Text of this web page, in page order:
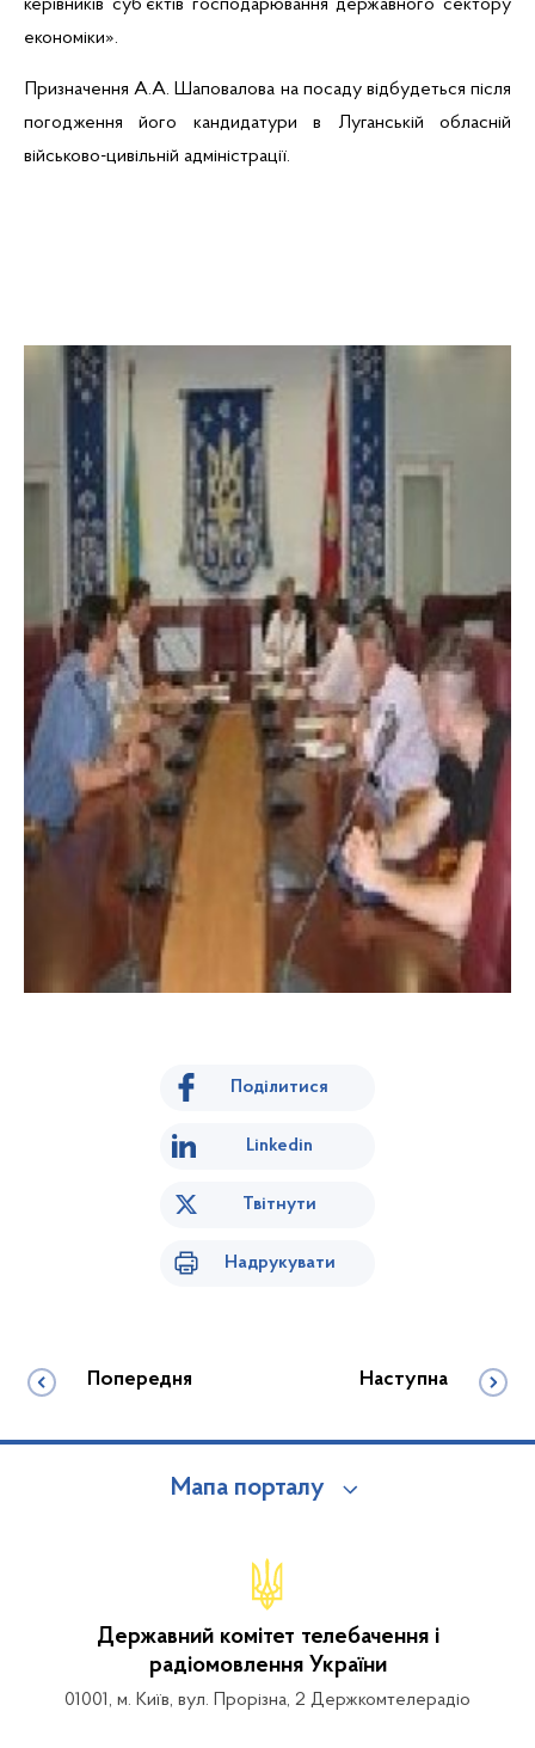
керівників суб’єктів господарювання державного сектору
економіки».
Призначення А.А. Шаповалова на посаду відбудеться після
погодження його кандидатури в Луганській обласній
військово-цивільній адміністрації.
Поділитися
Linkedin
Твітнути
Надрукувати
Попередня Наступна
Мапа порталу
Державний комітет телебачення і
радіомовлення України
01001, м. Київ, вул. Прорізна, 2 Держкомтелерадіо